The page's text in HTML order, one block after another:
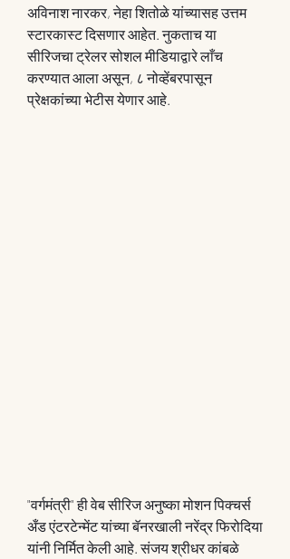
अविनाश नारकर, नेहा शितोळे यांच्यासह उत्तम
स्टारकास्ट दिसणार आहेत. नुकताच या
सीरिजचा ट्रेलर सोशल मीडियाद्वारे लाँच
करण्यात आला असून, ८ नोव्हेंबरपासून
प्रेक्षकांच्या भेटीस येणार आहे.
"वर्गमंत्री" ही वेब सीरिज अनुष्का मोशन पिक्चर्स
अँड एंटरटेन्मेंट यांच्या बॅनरखाली नरेंद्र फिरोदिया
यांनी निर्मित केली आहे. संजय श्रीधर कांबळे